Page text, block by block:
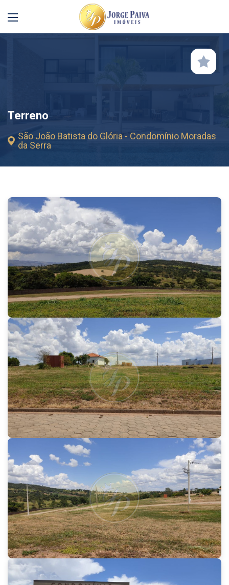
Terreno
São João Batista do Glória - Condomínio Moradas
da Serra